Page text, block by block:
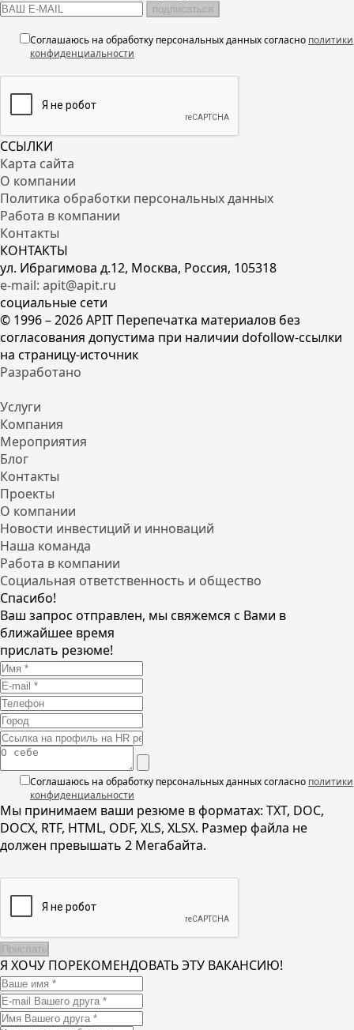
подписаться
Соглашаюсь на обработку персональных данных согласно политики
конфиденциальности
ССЫЛКИ
Карта сайта
О компании
Политика обработки персональных данных
Работа в компании
Контакты
КОНТАКТЫ
ул. Ибрагимова д.12, Москва, Россия, 105318
e-mail: apit@apit.ru
социальные сети
© 1996 – 2026 APIT Перепечатка материалов без
согласования допустима при наличии dofollow-ссылки
на страницу-источник
Разработано
Услуги
Компания
Мероприятия
Блог
Контакты
Проекты
О компании
Новости инвестиций и инноваций
Наша команда
Работа в компании
Социальная ответственность и общество
Спасибо!
Ваш запрос отправлен, мы свяжемся с Вами в
ближайшее время
прислать резюме!
Соглашаюсь на обработку персональных данных согласно политики
конфиденциальности
Мы принимаем ваши резюме в форматах: TXT, DOC,
DOCX, RTF, HTML, ODF, XLS, XLSX. Размер файла не
должен превышать 2 Мегабайта.
Я ХОЧУ ПОРЕКОМЕНДОВАТЬ ЭТУ ВАКАНСИЮ!